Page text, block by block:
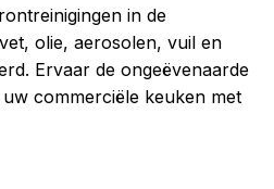
in de
olie, aerosolen, vuil en
Ervaar de ongeëvenaarde
commerciële keuken met